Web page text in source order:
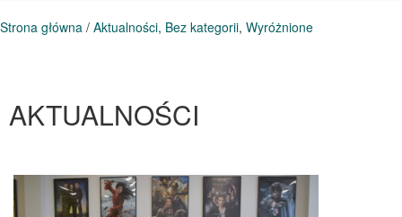
Strona główna / Aktualności, Bez kategorii, Wyróżnione
AKTUALNOŚCI